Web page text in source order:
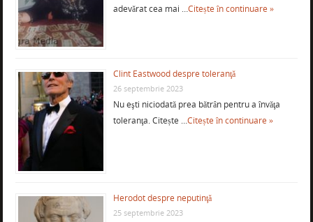
adevărat cea mai …Citește în continuare »
Clint Eastwood despre toleranţă
26 septembrie 2023
Nu eşti niciodată prea bătrân pentru a învăţa
toleranţa. Citește …Citește în continuare »
Herodot despre neputinţă
25 septembrie 2023